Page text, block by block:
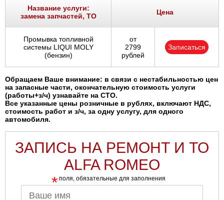
Название услуги:
замена запчастей, ТО
Цена
Промывка топливной
системы LIQUI MOLY
(бензин)
от
2799
рублей
Записаться
Обращаем Ваше внимание: в связи с нестабильностью цен
на запасные части, окончательную стоимость услуги
(работы+з/ч) узнавайте на СТО.
Все указанные цены розничные в рублях, включают НДС,
стоимость работ и з/ч, за одну услугу, для одного
автомобиля.
ЗАПИСЬ НА РЕМОНТ И ТО
ALFA ROMEO
* поля, обязательные для заполнения